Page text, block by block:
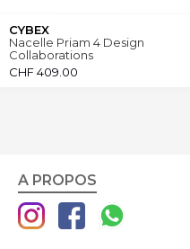
CYBEX
Nacelle Priam 4 Design
Collaborations
CHF409.00
A PROPOS